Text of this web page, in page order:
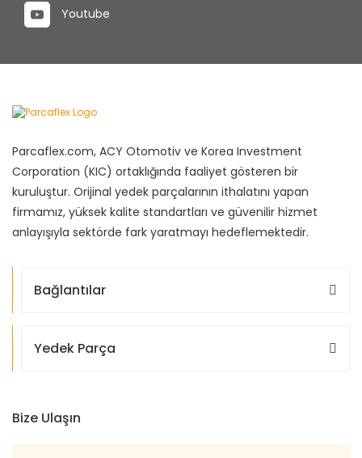
Youtube
Parcaflex.com, ACY Otomotiv ve Korea Investment
Corporation (KIC) ortaklığında faaliyet gösteren bir
kuruluştur. Orijinal yedek parçalarının ithalatını yapan
firmamız, yüksek kalite standartları ve güvenilir hizmet
anlayışıyla sektörde fark yaratmayı hedeflemektedir.
Bağlantılar
Yedek Parça
Bize Ulaşın